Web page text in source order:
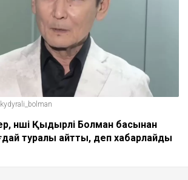
әнші Қыдырәлі Болман басынан
туралы айтты, деп хабарлайды